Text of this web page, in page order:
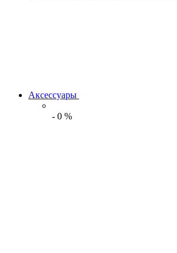
Аксессуары
- 0 %